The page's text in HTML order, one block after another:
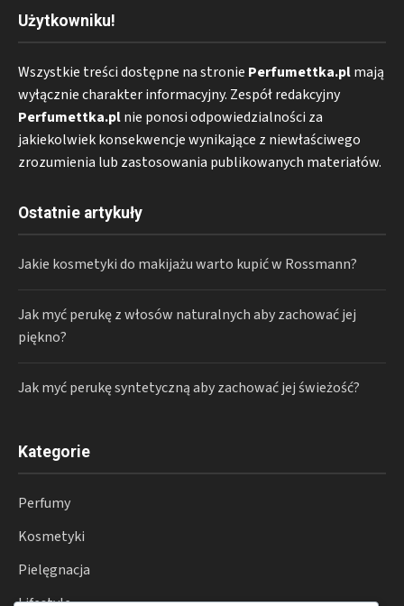
Użytkowniku!
Wszystkie treści dostępne na stronie Perfumettka.plmają
wyłącznie charakter informacyjny. Zespół redakcyjny
Perfumettka.plnie ponosi odpowiedzialności za
jakiekolwiek konsekwencje wynikające z niewłaściwego
zrozumienia lub zastosowania publikowanych materiałów.
Ostatnie artykuły
Jakie kosmetyki do makijażu warto kupić w Rossmann?
Jak myć perukę z włosów naturalnych aby zachować jej
piękno?
Jak myć perukę syntetyczną aby zachować jej świeżość?
Kategorie
Perfumy
Kosmetyki
Pielęgnacja